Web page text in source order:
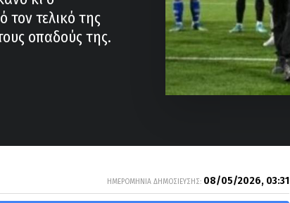
τον τελικό της
οπαδούς της.
ΗΜΕΡΟΜΗΝΙΑ ΔΗΜΟΣΙΕΥΣΗΣ: 08/05/2026, 03:31